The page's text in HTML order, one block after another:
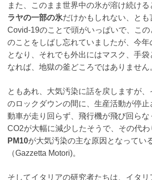
また、このまま世界中の氷が溶け続ける
ラヤの一部の氷だけかもしれない、とも
Covid-19のことで頭がいっぱいで、この
のことをしばし忘れていましたが、今
となり、それでも外出にはマスク、手袋
なれば、地獄の釜どころではありません
ともあれ、大気汚染に話を戻しますが、
のロックダウンの間に、生産活動が停止
動車が走り回らず、飛行機が飛び回らな
CO2が大幅に減少したそうで、その代わ
PM10が大気汚染の主な原因となってい
（Gazzetta Motori)。
そしてイタリアの研究者たちは、イタリ